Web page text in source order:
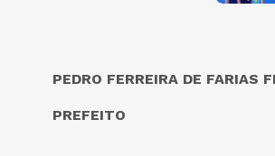
PEDRO FERREIRA DE FARIAS
PREFEITO